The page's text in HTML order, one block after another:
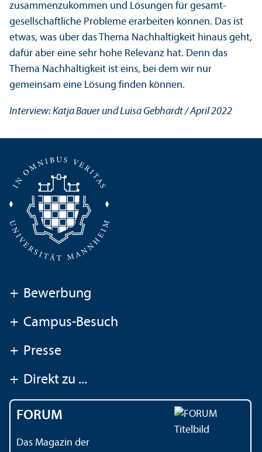
zusammenzukommen und Lösungen für gesamt­
gesellschaft­liche Probleme erarbeiten können. Das ist
etwas, was über das Thema Nachhaltigkeit hinaus geht,
dafür aber eine sehr hohe Relevanz hat. Denn das
Thema Nachhaltigkeit ist eins, bei dem wir nur
gemeinsam eine Lösung finden können.
Interview: Katja Bauer und Luisa Gebhardt / April 2022
+ Bewerbung
+ Campus-Besuch
+ Presse
+ Direkt zu ...
FORUM
Das Magazin der